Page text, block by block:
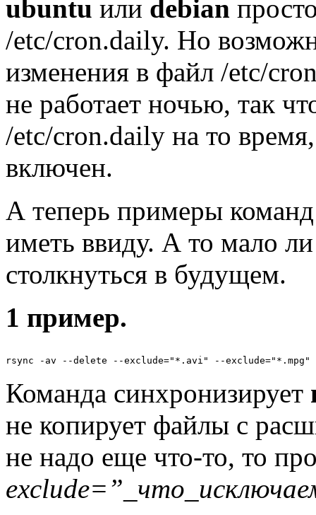
ubuntu или debian
/etc/cron.daily. Но
изменения в файл /etc/
не работает ночью, так
/etc/cron.daily на то
включен.
А теперь примеры
иметь ввиду. А то мало
столкнуться в будущем.
1 пример.
Команда синхронизирует
не копирует файлы с
не надо еще что-то, то